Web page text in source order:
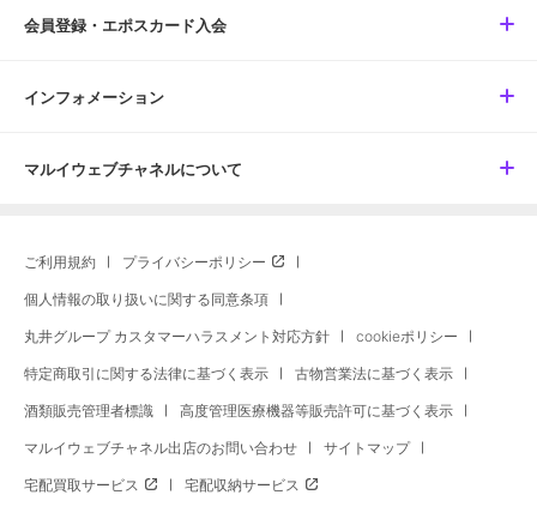
会員登録・エポスカード入会
インフォメーション
マルイウェブチャネルについて
ご利用規約 プライバシーポリシー
個人情報の取り扱いに関する同意条項
丸井グループ カスタマーハラスメント対応方針 cookieポリシー
特定商取引に関する法律に基づく表示 古物営業法に基づく表示
酒類販売管理者標識 高度管理医療機器等販売許可に基づく表示
マルイウェブチャネル出店のお問い合わせ サイトマップ
宅配買取サービス 宅配収納サービス